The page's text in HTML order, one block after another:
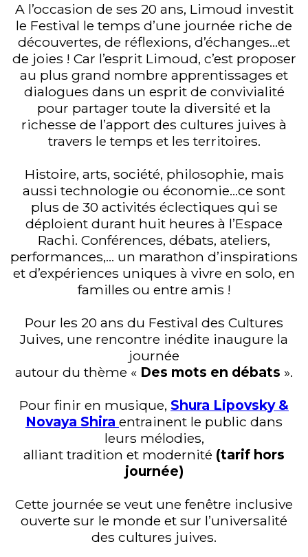
A l’occasion de ses 20 ans, Limoud investit
le Festival le temps d’une journée riche de
découvertes, de réflexions, d’échanges…et
de joies ! Car l’esprit Limoud, c’est proposer
au plus grand nombre apprentissages et
dialogues dans un esprit de convivialité
pour partager toute la diversité et la
richesse de l’apport des cultures juives à
travers le temps et les territoires.
Histoire, arts, société, philosophie, mais
aussi technologie ou économie…ce sont
plus de 30 activités éclectiques qui se
déploient durant huit heures à l’Espace
Rachi. Conférences, débats, ateliers,
performances,… un marathon d’inspirations
et d’expériences uniques à vivre en solo, en
familles ou entre amis !
Pour les 20 ans du Festival des Cultures
Juives, une rencontre inédite inaugure la
journée
autour du thème « Des mots en débats ».
Pour finir en musique, Shura Lipovsky &
Novaya Shira entrainent le public dans
leurs mélodies,
alliant tradition et modernité (tarif hors
journée)
Cette journée se veut une fenêtre inclusive
ouverte sur le monde et sur l’universalité
des cultures juives.